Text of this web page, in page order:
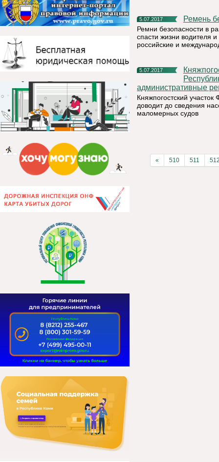
5.07.2017 Ремень
Ремни безопасности в
спасти жизни водителя
российские и
5.07.2017
Княжпогостский участок ФКУ «Центр ГИМС МЧС России по
административные
Княжпогостский
доводит до сведения
маломерных судов
« 510 511